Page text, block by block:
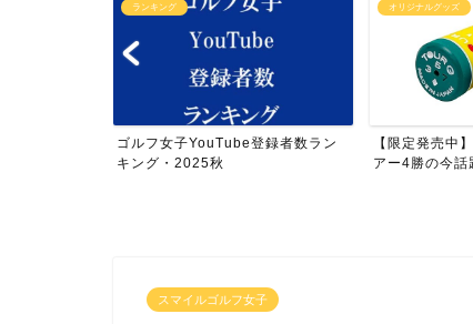
ランキング
ゴルフ女子YouTube登録者数ラン
キング・2025秋
オリジナルグッズ
【限定発売中
アー4勝の今話
スマイルゴルフ女子